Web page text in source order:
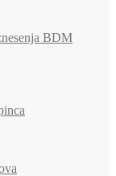
BDM